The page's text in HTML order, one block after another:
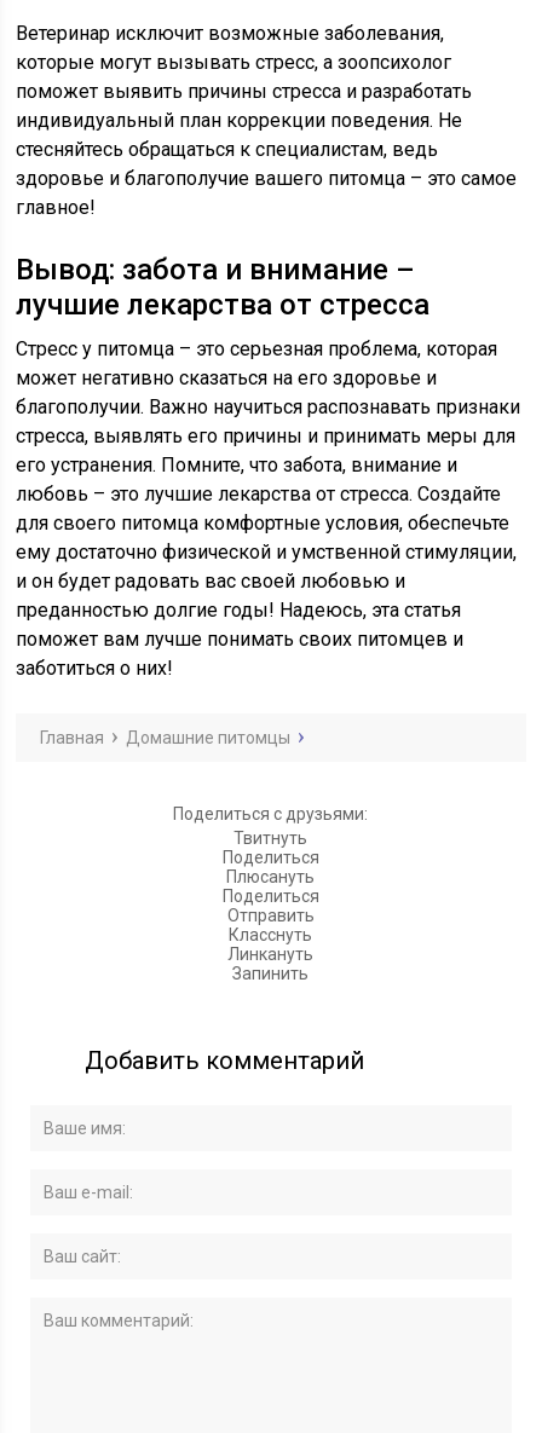
Ветеринар исключит возможные заболевания,
которые могут вызывать стресс, а зоопсихолог
поможет выявить причины стресса и разработать
индивидуальный план коррекции поведения. Не
стесняйтесь обращаться к специалистам, ведь
здоровье и благополучие вашего питомца – это самое
главное!
Вывод: забота и внимание –
лучшие лекарства от стресса
Стресс у питомца – это серьезная проблема, которая
может негативно сказаться на его здоровье и
благополучии. Важно научиться распознавать признаки
стресса, выявлять его причины и принимать меры для
его устранения. Помните, что забота, внимание и
любовь – это лучшие лекарства от стресса. Создайте
для своего питомца комфортные условия, обеспечьте
ему достаточно физической и умственной стимуляции,
и он будет радовать вас своей любовью и
преданностью долгие годы! Надеюсь, эта статья
поможет вам лучше понимать своих питомцев и
заботиться о них!
Главная Домашние питомцы
Поделиться с друзьями:
Твитнуть
Поделиться
Плюсануть
Поделиться
Отправить
Класснуть
Линкануть
Запинить
Добавить комментарий